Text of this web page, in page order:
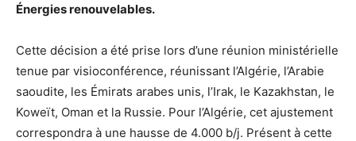
Énergies renouvelables.
Cette décision a été prise lors d’une réunion ministérielle
tenue par visioconférence, réunissant l’Algérie, l’Arabie
saoudite, les Émirats arabes unis, l’Irak, le Kazakhstan, le
Koweït, Oman et la Russie. Pour l’Algérie, cet ajustement
correspondra à une hausse de 4.000 b/j. Présent à cette